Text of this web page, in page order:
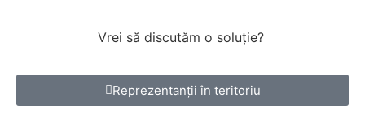
Vrei să discutăm o soluție?
Reprezentanții în teritoriu